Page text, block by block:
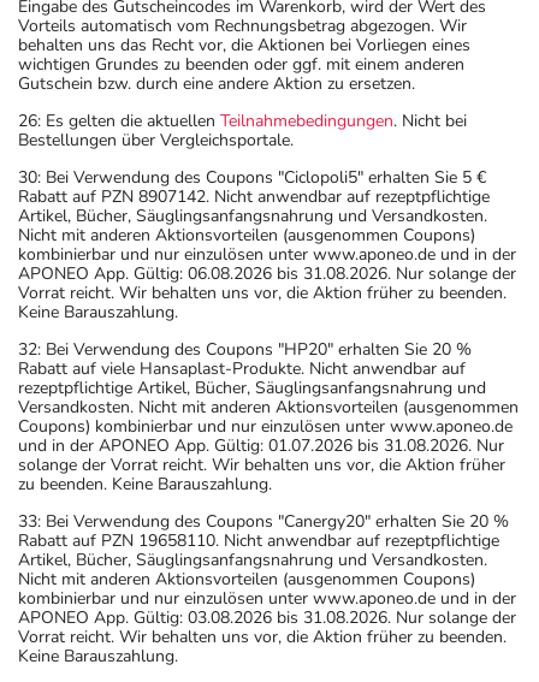
Eingabe des Gutscheincodes im Warenkorb, wird der Wert des
Vorteils automatisch vom Rechnungsbetrag abgezogen. Wir
behalten uns das Recht vor, die Aktionen bei Vorliegen eines
wichtigen Grundes zu beenden oder ggf. mit einem anderen
Gutschein bzw. durch eine andere Aktion zu ersetzen.
26: Es gelten die aktuellen Teilnahmebedingungen. Nicht bei
Bestellungen über Vergleichsportale.
30: Bei Verwendung des Coupons "Ciclopoli5" erhalten Sie 5 €
Rabatt auf PZN 8907142. Nicht anwendbar auf rezeptpflichtige
Artikel, Bücher, Säuglingsanfangsnahrung und Versandkosten.
Nicht mit anderen Aktionsvorteilen (ausgenommen Coupons)
kombinierbar und nur einzulösen unter www.aponeo.de und in der
APONEO App. Gültig: 06.08.2026 bis 31.08.2026. Nur solange der
Vorrat reicht. Wir behalten uns vor, die Aktion früher zu beenden.
Keine Barauszahlung.
32: Bei Verwendung des Coupons "HP20" erhalten Sie 20 %
Rabatt auf viele Hansaplast-Produkte. Nicht anwendbar auf
rezeptpflichtige Artikel, Bücher, Säuglingsanfangsnahrung und
Versandkosten. Nicht mit anderen Aktionsvorteilen (ausgenommen
Coupons) kombinierbar und nur einzulösen unter www.aponeo.de
und in der APONEO App. Gültig: 01.07.2026 bis 31.08.2026. Nur
solange der Vorrat reicht. Wir behalten uns vor, die Aktion früher
zu beenden. Keine Barauszahlung.
33: Bei Verwendung des Coupons "Canergy20" erhalten Sie 20 %
Rabatt auf PZN 19658110. Nicht anwendbar auf rezeptpflichtige
Artikel, Bücher, Säuglingsanfangsnahrung und Versandkosten.
Nicht mit anderen Aktionsvorteilen (ausgenommen Coupons)
kombinierbar und nur einzulösen unter www.aponeo.de und in der
APONEO App. Gültig: 03.08.2026 bis 31.08.2026. Nur solange der
Vorrat reicht. Wir behalten uns vor, die Aktion früher zu beenden.
Keine Barauszahlung.